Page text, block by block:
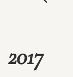
2017